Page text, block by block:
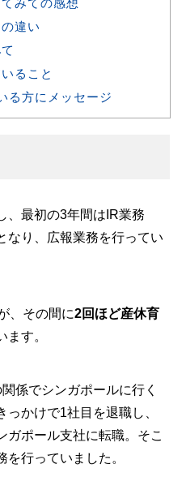
みての感想
違い
ること
る方にメッセージ
、最初の3年間はIR業務
なり、広報業務を行ってい
、その間に2回ほど産休育
ます。
係でシンガポールに行く
かけで1社目を退職し、
ガポール支社に転職。そこ
行っていました。